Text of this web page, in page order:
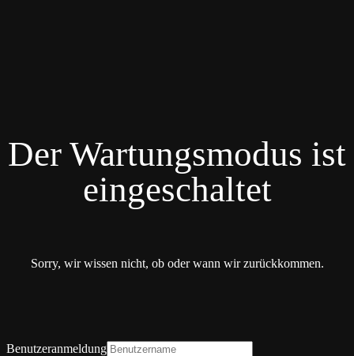
Der Wartungsmodus ist
eingeschaltet
Sorry, wir wissen nicht, ob oder wann wir zurückkommen.
Benutzeranmeldung